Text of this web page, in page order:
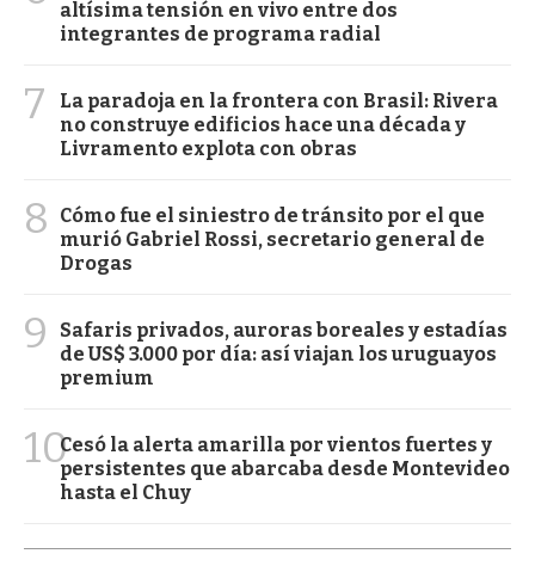
altísima tensión en vivo entre dos
integrantes de programa radial
7
La paradoja en la frontera con Brasil: Rivera
no construye edificios hace una década y
Livramento explota con obras
8
Cómo fue el siniestro de tránsito por el que
murió Gabriel Rossi, secretario general de
Drogas
9
Safaris privados, auroras boreales y estadías
de US$ 3.000 por día: así viajan los uruguayos
premium
10Cesó la alerta amarilla por vientos fuertes y
persistentes que abarcaba desde Montevideo
hasta el Chuy